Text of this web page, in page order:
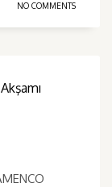
NO COMMENTS